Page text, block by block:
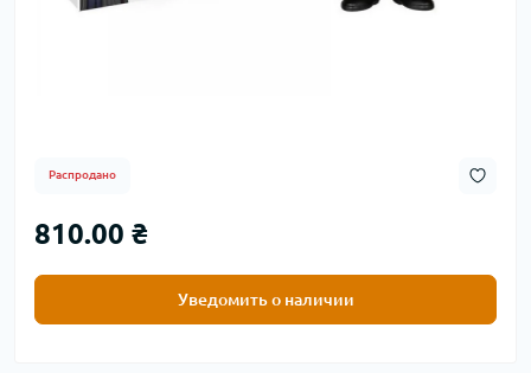
Распродано
810.00 ₴
Уведомить о наличии